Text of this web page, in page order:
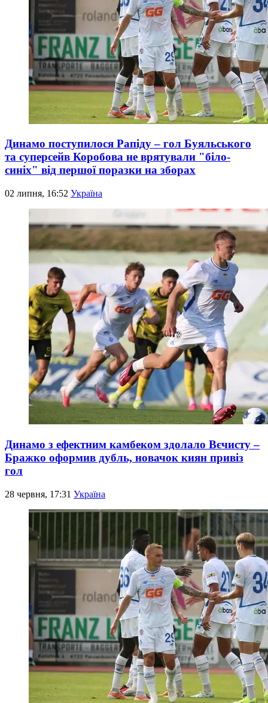
Динамо поступилося Рапіду – гол Буяльського
та суперсейв Коробова не врятували "біло-
синіх" від першої поразки на зборах
02 липня, 16:52 Україна
Динамо з ефектним камбеком здолало Вєчисту –
Бражко оформив дубль, новачок киян привіз
гол
28 червня, 17:31 Україна